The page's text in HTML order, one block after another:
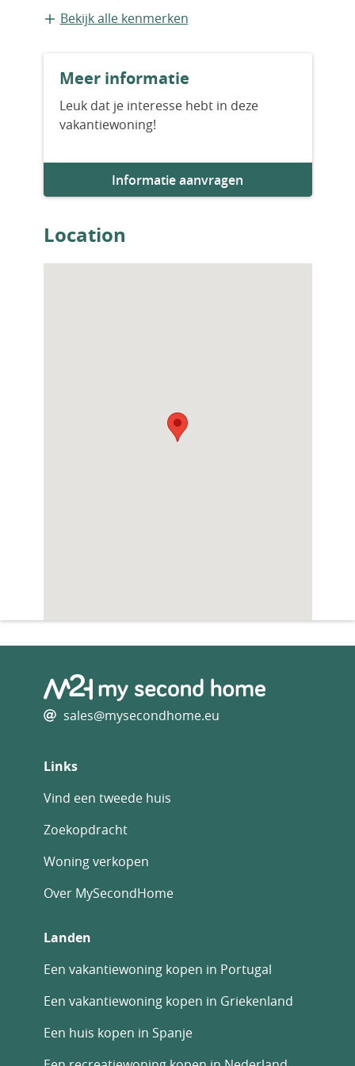
Vrijstaande recreatiewoning
Nieuwbouw
Aantal slaapkamers
Aantal badkamers
Woningfaciliteiten
Bekijk alle kenmerken
Meer informatie
Leuk dat je interesse hebt in deze
vakantiewoning!
Informatie aanvragen
Location
sales@mysecondhome.eu
Links
Vind een tweede huis
Zoekopdracht
Woning verkopen
Over MySecondHome
Landen
Een vakantiewoning kopen in Portugal
Een vakantiewoning kopen in Griekenland
Een huis kopen in Spanje